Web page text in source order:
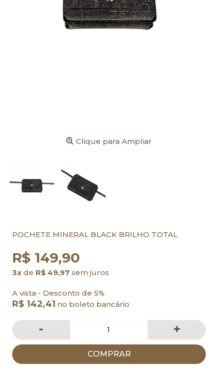
Clique para Ampliar
POCHETE MINERAL BLACK BRILHO TOTAL
R$ 149,90
3x de R$ 49,97 sem juros
A vista - Desconto de 5%
R$ 142,41 no boleto bancário
- +
COMPRAR